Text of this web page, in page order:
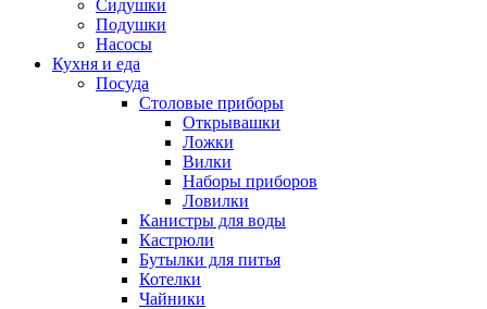
Сидушки
Подушки
Насосы
Кухня и еда
Посуда
Столовые приборы
Открывашки
Ложки
Вилки
Наборы приборов
Ловилки
Канистры для воды
Кастрюли
Бутылки для питья
Котелки
Чайники